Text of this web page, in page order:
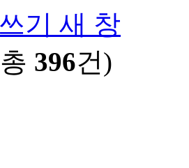
기 새 창
396건)